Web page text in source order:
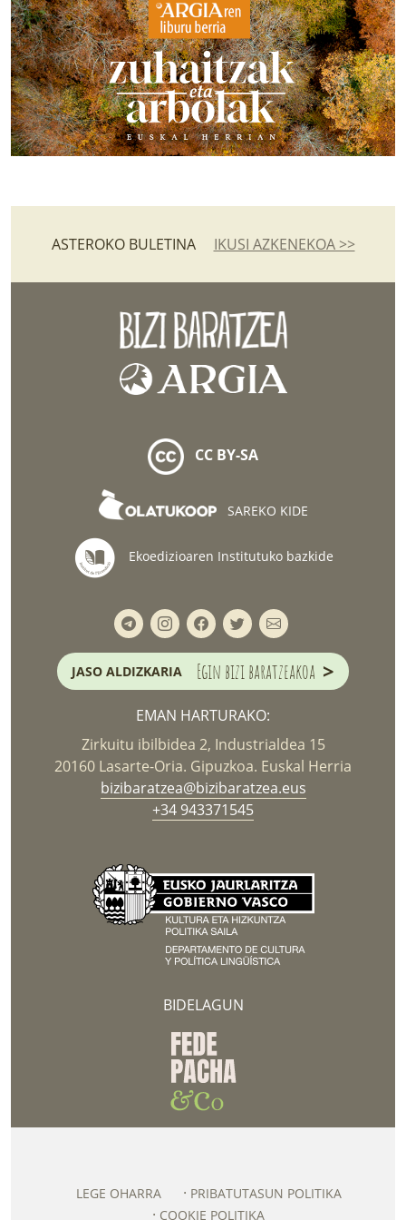
ASTEROKO BULETINA IKUSI AZKENEKOA >>
CC BY-SA
SAREKO KIDE
Ekoedizioaren Institutuko bazkide
JASO ALDIZKARIA Egin bizi baratzeakoa >
EMAN HARTURAKO:
Zirkuitu ibilbidea 2, Industrialdea 15
20160 Lasarte-Oria. Gipuzkoa. Euskal Herria
bizibaratzea@bizibaratzea.eus
+34 943371545
BIDELAGUN
LEGE OHARRA
PRIBATUTASUN POLITIKA
COOKIE POLITIKA